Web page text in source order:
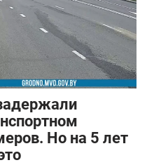
Но на 5 лет